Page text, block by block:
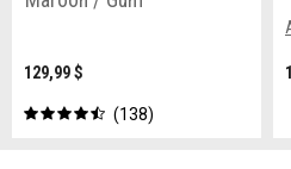
129,99 $
138